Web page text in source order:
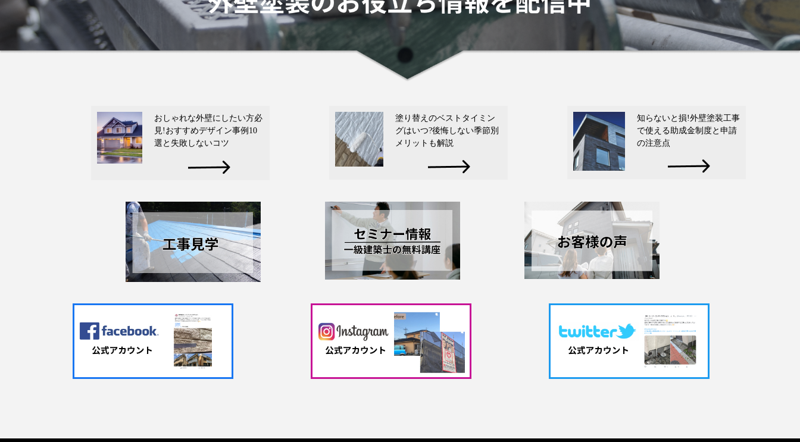
おしゃれな外壁にしたい方必
見!おすすめデザイン事例10
選と失敗しないコツ
塗り替えのベストタイミン
グはいつ?後悔しない季節別
メリットも解説
知らないと損!外壁塗装工事
で使える助成金制度と申請
の注意点